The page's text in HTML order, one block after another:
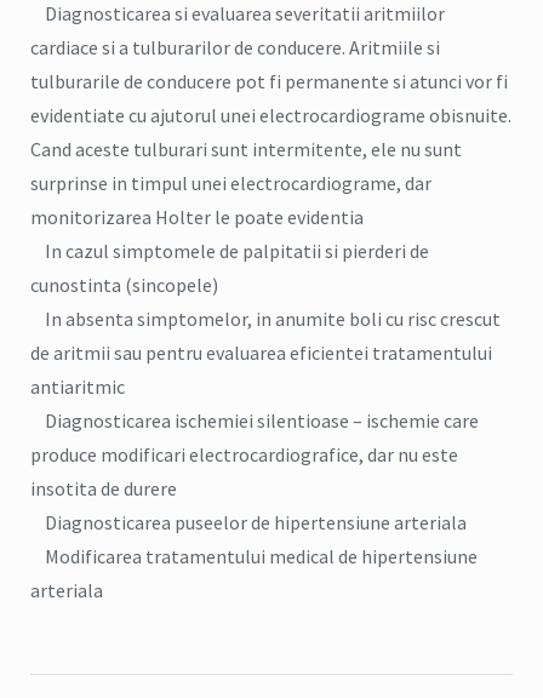
Diagnosticarea si evaluarea severitatii aritmiilor
cardiace si a tulburarilor de conducere. Aritmiile si
tulburarile de conducere pot fi permanente si atunci vor fi
evidentiate cu ajutorul unei electrocardiograme obisnuite.
Cand aceste tulburari sunt intermitente, ele nu sunt
surprinse in timpul unei electrocardiograme, dar
monitorizarea Holter le poate evidentia
In cazul simptomele de palpitatii si pierderi de
cunostinta (sincopele)
In absenta simptomelor, in anumite boli cu risc crescut
de aritmii sau pentru evaluarea eficientei tratamentului
antiaritmic
Diagnosticarea ischemiei silentioase – ischemie care
produce modificari electrocardiografice, dar nu este
insotita de durere
Diagnosticarea puseelor de hipertensiune arteriala
Modificarea tratamentului medical de hipertensiune
arteriala